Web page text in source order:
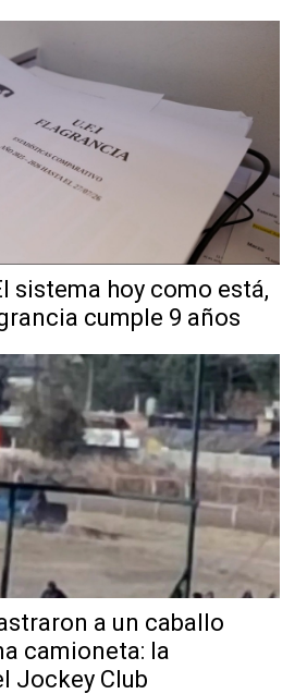
sistema hoy como está,
cumple 9 años
a un caballo
camioneta: la
Jockey Club